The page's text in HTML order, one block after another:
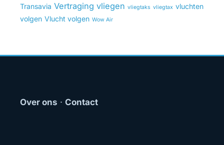
Transavia Vertraging vliegen vliegtaks vliegtax vluchten
volgen Vlucht volgen Wow Air
Over ons · Contact